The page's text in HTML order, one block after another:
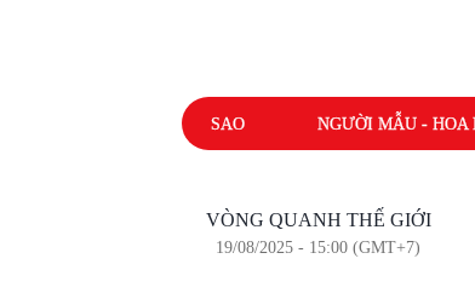
SAO NGƯỜI MẪU - HOA
VÒNG QUANH THẾ GIỚI
19/08/2025 - 15:00 (GMT+7)